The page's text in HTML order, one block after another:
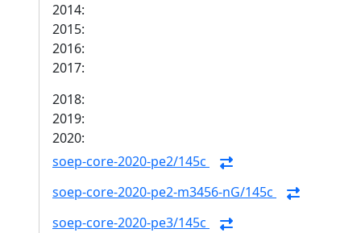
2014:
2015:
2016:
2017:
2018:
2019:
2020:
soep-core-2020-pe2/145c
soep-core-2020-pe2-m3456-nG/145c
soep-core-2020-pe3/145c